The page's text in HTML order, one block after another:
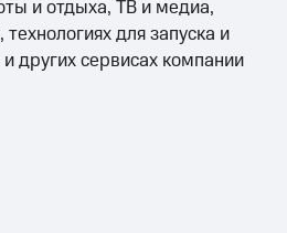
и отдыха, ТВ и медиа,
для запуска и
других сервисах компании